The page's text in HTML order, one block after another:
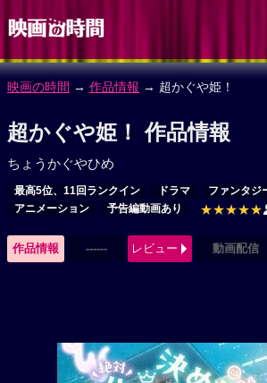
映画の時間 → 作品情報 → 超かぐや姫！
超かぐや姫！ 作品情報
ちょうかぐやひめ
最高5位、11回ランクイン ドラマ ファンタジ
アニメーション
予告編動画あり ★★★★★
作品情報 ------ レビュー 動画配信